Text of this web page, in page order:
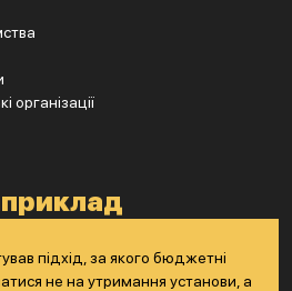
організації
підхід, за якого бюджетні
не на утримання установи, а